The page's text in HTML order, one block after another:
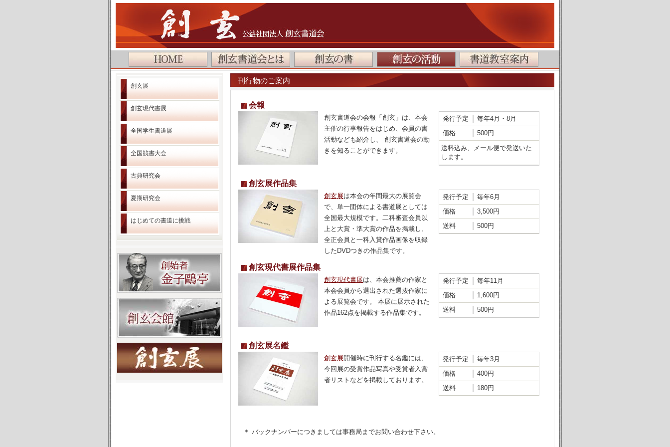
創玄展
創玄現代書展
全国学生書道展
全国競書大会
古典研究会
夏期研究会
はじめての書道に挑戦
刊行物のご案内
会報
創玄書道会の会報「創玄」は、本会
主催の行事報告をはじめ、会員の書
活動なども紹介し、 創玄書道会の動
きを知ることができます。
発行予定
毎年4月・8月
価格
500円
送料込み、メール便で発送いた
します。
創玄展作品集
創玄展は本会の年間最大の展覧会
で、単一団体による書道展としては
全国最大規模です。二科審査会員以
上と大賞・準大賞の作品を掲載し、
全正会員と一科入賞作品画像を収録
したDVDつきの作品集です。
発行予定
毎年6月
価格
3,500円
送料
500円
創玄現代書展作品集
創玄現代書展は、本会推薦の作家と
本会会員から選出された選抜作家に
よる展覧会です。 本展に展示された
作品162点を掲載する作品集です。
発行予定
毎年11月
価格
1,600円
送料
500円
創玄展名鑑
創玄展開催時に刊行する名鑑には、
今回展の受賞作品写真や受賞者入賞
者リストなどを掲載しております。
発行予定
毎年3月
価格
400円
送料
180円
＊ バックナンバーにつきましては事務局までお問い合わせ下さい。